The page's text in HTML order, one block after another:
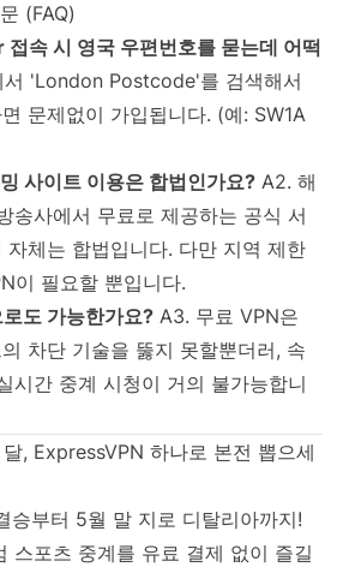
(FAQ)
속 시 영국 우편번호를 묻는데 어떡
서 'London Postcode'를 검색해서
문제없이 가입됩니다. (예: SW1A
사이트 이용은 합법인가요? A2. 해
송사에서 무료로 제공하는 공식 서
자체는 합법입니다. 다만 지역 제한
이 필요할 뿐입니다.
도 가능한가요? A3. 무료 VPN은
차단 기술을 뚫지 못할뿐더러, 속
시간 중계 시청이 거의 불가능합니
, ExpressVPN 하나로 본전 뽑으세
승부터 5월 말 지로 디탈리아까지!
스포츠 중계를 유료 결제 없이 즐길